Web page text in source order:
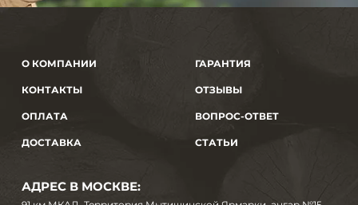
О КОМПАНИИ
КОНТАКТЫ
ОПЛАТА
ДОСТАВКА
ГАРАНТИЯ
ОТЗЫВЫ
ВОПРОС-ОТВЕТ
СТАТЬИ
АДРЕС В МОСКВЕ: